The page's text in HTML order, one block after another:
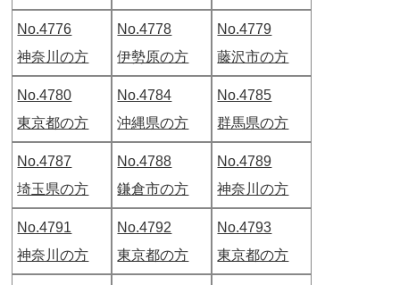
No.4776
神奈川の方
No.4778
伊勢原の方
No.4779
藤沢市の方
No.4780
東京都の方
No.4784
沖縄県の方
No.4785
群馬県の方
No.4787
埼玉県の方
No.4788
鎌倉市の方
No.4789
神奈川の方
No.4791
神奈川の方
No.4792
東京都の方
No.4793
東京都の方